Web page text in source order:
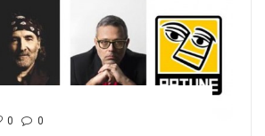
0 0